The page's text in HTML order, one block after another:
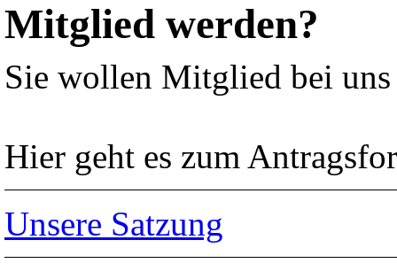
Mitglied werden?
Sie wollen Mitglied bei uns
Hier geht es zum
Unsere Satzung